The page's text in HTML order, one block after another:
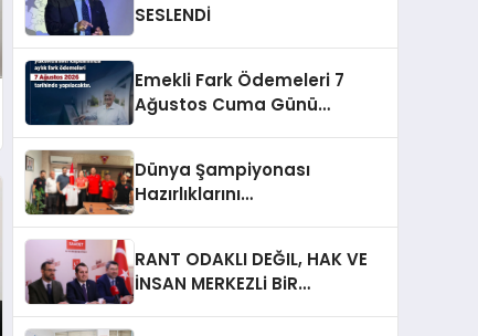
SESLENDİ
Emekli Fark Ödemeleri 7
Ağustos Cuma Günü
Dünya Şampiyonası
Hazırlıklarını
RANT ODAKLI DEĞIL, HAK VE
İNSAN MERKEZLi BiR